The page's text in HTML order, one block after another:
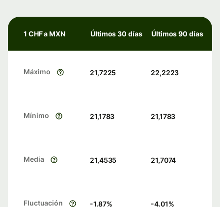
1 CHF a MXN Últimos 30 días Últimos 90 días
Máximo 21,7225 22,2223
Mínimo 21,1783 21,1783
Media 21,4535 21,7074
Fluctuación -1.87% -4.01%